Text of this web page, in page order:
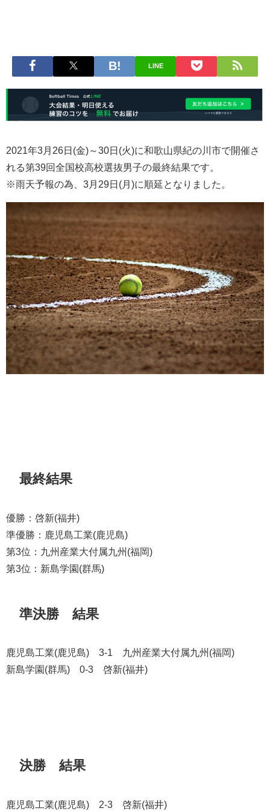
LINE
2021年3月26日(金)～30日(火)に和歌山県紀の川市で開催さ
れる第39回全国校高校選抜男子の最終結果です。
※雨天予報の為、3月29日(月)に順延となりました。
最終結果
優勝：啓新(福井)
準優勝：鹿児島工業(鹿児島)
第3位：九州産業大付属九州(福岡)
第3位：新島学園(群馬)
準決勝 結果
鹿児島工業(鹿児島) 3-1 九州産業大付属九州(福岡)
新島学園(群馬) 0-3 啓新(福井)
決勝 結果
鹿児島工業(鹿児島) 2-3 啓新(福井)